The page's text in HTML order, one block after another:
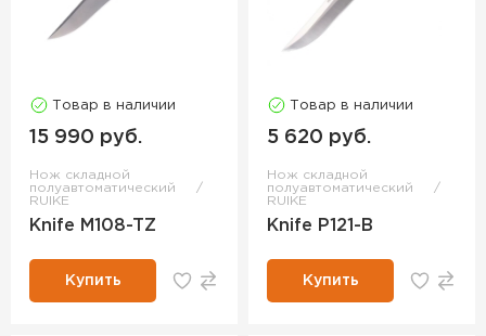
Товар в наличии
15 990 руб.
Нож складной
полуавтоматический
RUIKE
Knife M108-TZ
Купить
Товар в наличии
5 620 руб.
Нож складной
полуавтоматический
RUIKE
Knife P121-B
Купить